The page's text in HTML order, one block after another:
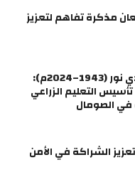
مذكرة تفاهم لتعزيز
البروفيسور محمود عبدي نور (1943–2024م):
التعليم الزراعي
في الصومال
الشراكة في الأمن